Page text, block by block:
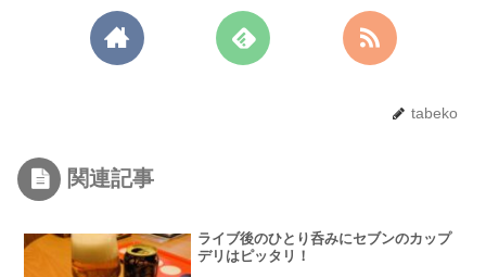
tabeko
関連記事
ライブ後のひとり呑みにセブンのカップ
デリはピッタリ！